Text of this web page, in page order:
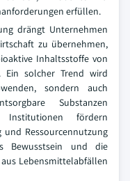
erfüllen.
drängt Unternehmen
zu übernehmen,
Inhaltsstoffe von
Ein solcher Trend wird
sondern auch
Substanzen
Institutionen fördern
Ressourcennutzung
Bewusstsein und die
Lebensmittelabfällen